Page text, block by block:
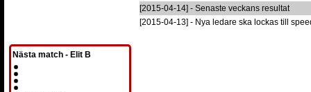
Nästa match - Elit B
[2015-04-14] - Senaste veckans resultat
[2015-04-13] - Nya ledare ska lockas till